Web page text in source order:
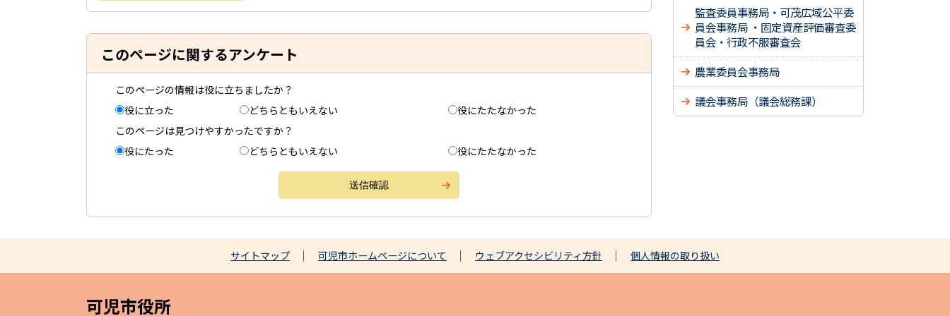
このページに関するアンケート
このページの情報は役に立ちましたか？
役に立った
どちらともいえない
役にたたなかった
このページは見つけやすかったですか？
役にたった
どちらともいえない 役にたたなかった
監査委員事務局・可茂広域公平委
員会事務局 ・固定資産評価審査委
員会・行政不服審査会
農業委員会事務局
議会事務局（議会総務課）
サイトマップ 可児市ホームページについて ウェブアクセシビリティ方針 個人情報の取り扱い
可児市役所